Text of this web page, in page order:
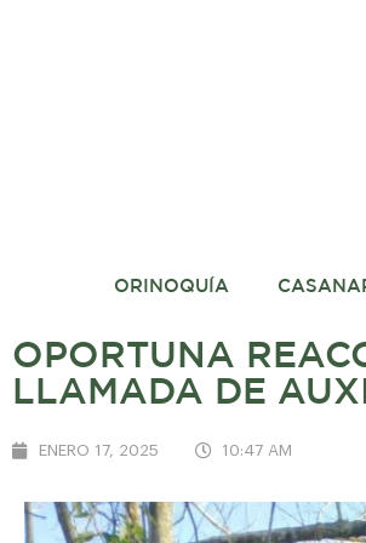
ORINOQUÍA
OPORTUNA
LLAMADA DE
ENERO 17, 2025 10:47 AM